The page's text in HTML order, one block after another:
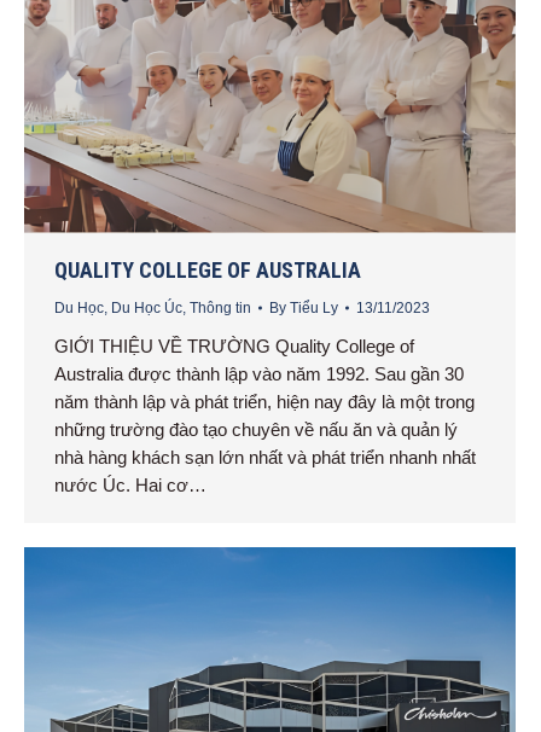
QUALITY COLLEGE OF AUSTRALIA
Du Học, Du Học Úc, Thông tin By Tiểu Ly 13/11/2023
GIỚI THIỆU VỀ TRƯỜNG Quality College of
Australia được thành lập vào năm 1992. Sau gần 30
năm thành lập và phát triển, hiện nay đây là một trong
những trường đào tạo chuyên về nấu ăn và quản lý
nhà hàng khách sạn lớn nhất và phát triển nhanh nhất
nước Úc. Hai cơ…